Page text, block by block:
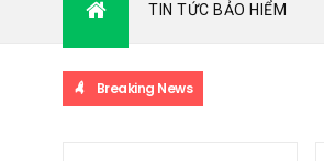
TIN TỨC BẢO HIỂM
Breaking News